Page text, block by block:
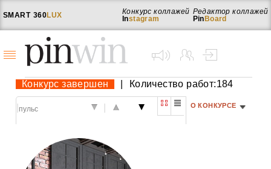
SMART 360LUX
Редактор коллажей
Pin Board
Конкурс коллажей
Instagram
Конкурс завершен Количество работ:184
О КОНКУРСЕ